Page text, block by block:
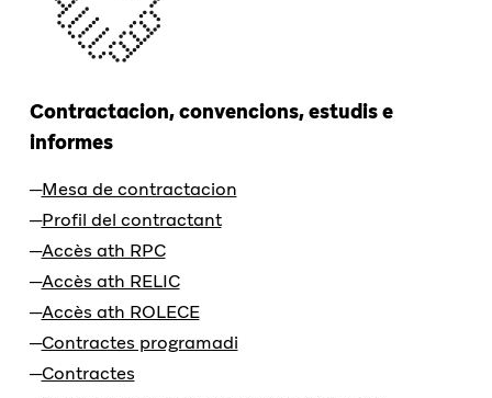
Contractacion, convencions, estudis e
informes
Mesa de contractacion
Profil del contractant
Accès ath RPC
Accès ath RELIC
Accès ath ROLECE
Contractes programadi
Contractes